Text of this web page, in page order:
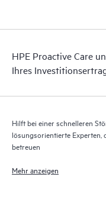
HPE Proactive Care
Ihres
Hilft bei einer schnelleren
lösungsorientierte Experten,
betreuen
Mehr anzeigen